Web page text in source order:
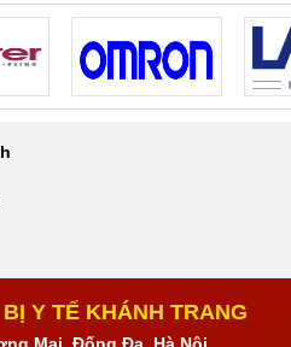
Y TẾ KHÁNH TRANG